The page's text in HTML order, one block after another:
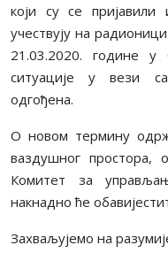
који су се
учествују на
21.03.2020. године у
ситуације у вези
одгођена.
О новом термину
ваздушног простора,
Комитет за
накнадно ће
Захваљујемо на